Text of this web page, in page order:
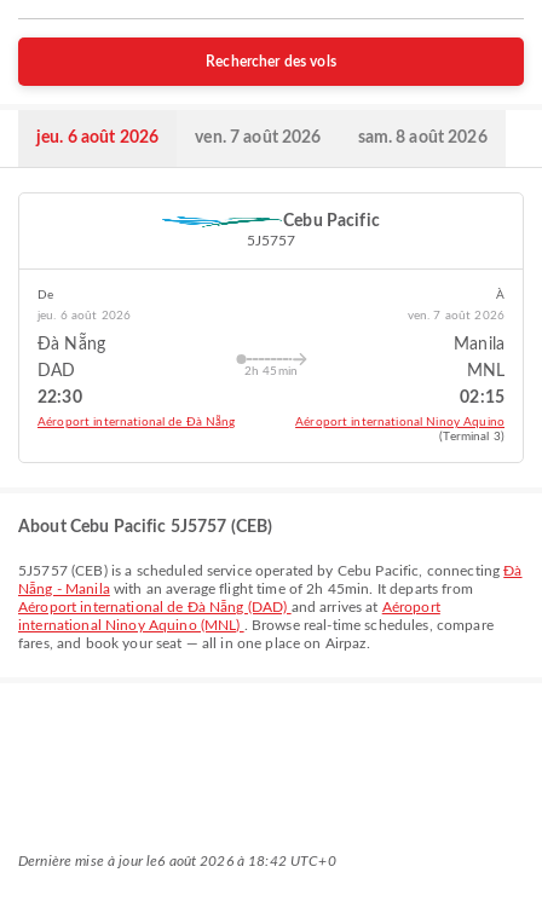
Rechercher des vols
jeu. 6 août 2026 ven. 7 août 2026 sam. 8 août 2026
Cebu Pacific
5J5757
De
jeu. 6 août 2026
Đà Nẵng
DAD
22:30
Aéroport international de Đà Nẵng
2h 45min
À
ven. 7 août 2026
Manila
MNL
02:15
Aéroport international Ninoy Aquino
(Terminal 3)
About Cebu Pacific 5J5757 (CEB)
5J5757(CEB) is a scheduled service operated by Cebu Pacific , connectingĐà
Nẵng - Manilawith an average flight time of 2h 45min
. It departs from
Aéroport international de Đà Nẵng (DAD) and arrives at Aéroport
international Ninoy Aquino (MNL)
. Browse real-time schedules, compare
fares, and book your seat — all in one place on Airpaz.
Dernière mise à jour le6 août 2026 à 18:42 UTC+0